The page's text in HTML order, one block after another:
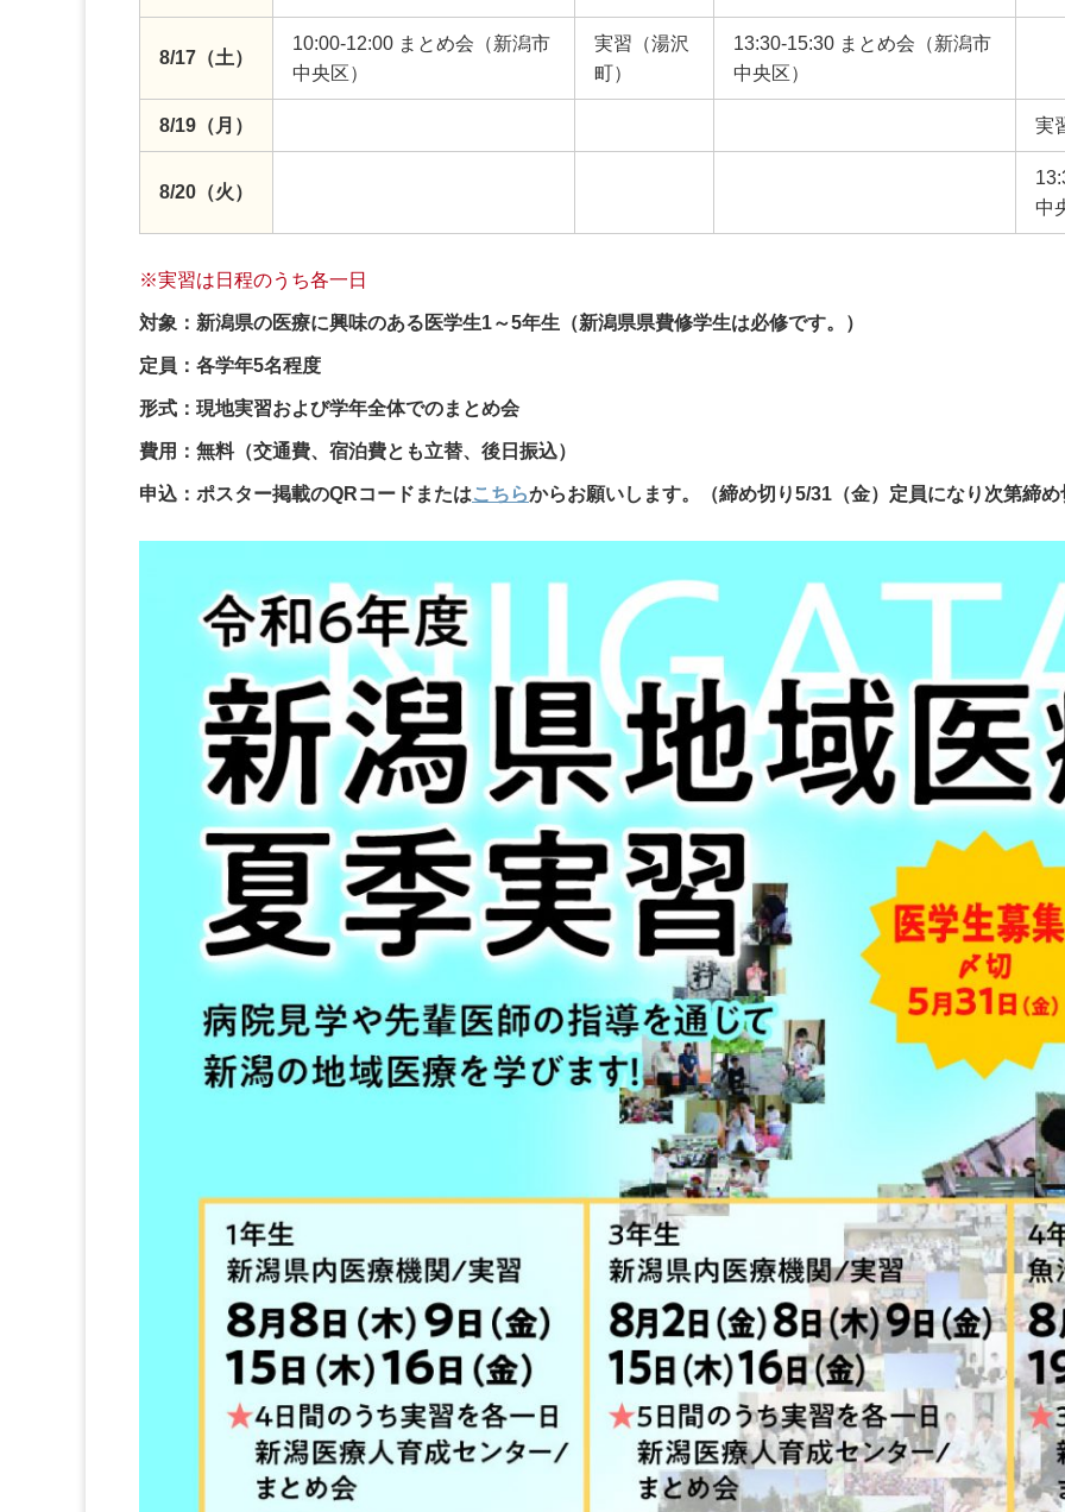
8/17（土）
10:00-12:00 まとめ会（新潟市
中央区）
実習（湯沢
町）
13:30-15:30 まとめ会（新潟市
中央区）
8/19（月） 実
8/20（火）
中
※実習は日程のうち各一日
対象：新潟県の医療に興味のある医学生1～5年生（新潟県県費修学生は必修です。）
定員：各学年5名程度
形式：現地実習および学年全体でのまとめ会
費用：無料（交通費、宿泊費とも立替、後日振込）
申込：ポスター掲載のQRコードまたはこちらからお願いします。（締め切り5/31（金）定員になり次第締め